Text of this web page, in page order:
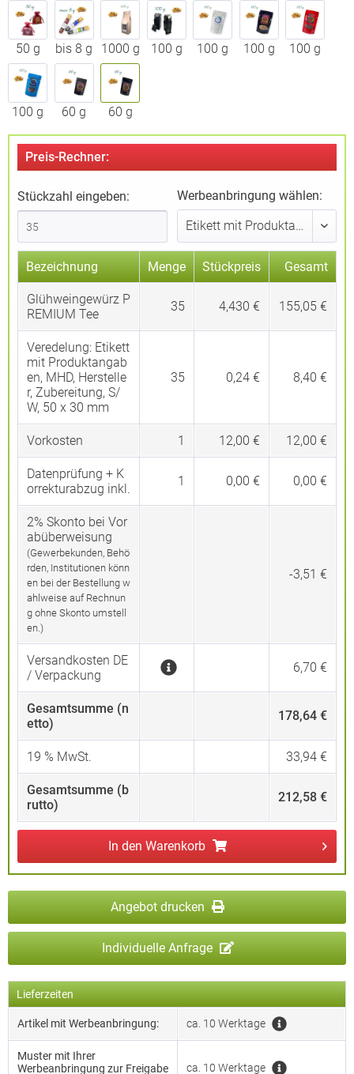
50 g bis 8 g 1000 g 100 g 100 g 100 g 100 g
100 g 60 g 60 g
Preis-Rechner:
Stückzahl eingeben: Werbeanbringung wählen:
Bezeichnung Menge Stückpreis Gesamt
Glühweingewürz P
REMIUM Tee
35 4,430 € 155,05 €
Veredelung: Etikett
mit Produktangab
en, MHD, Herstelle
r, Zubereitung, S/
W, 50 x 30 mm
35 0,24 € 8,40 €
Vorkosten 1 12,00 € 12,00 €
Datenprüfung + K
orrekturabzug inkl.
1 0,00 € 0,00 €
2% Skonto bei Vor
abüberweisung
(Gewerbekunden, Behö
rden, Institutionen könn
en bei der Bestellung w
ahlweise auf Rechnun
g ohne Skonto umstell
en.)
-3,51 €
Versandkosten DE
/ Verpackung
6,70 €
Gesamtsumme (n
etto)
178,64 €
19 % MwSt. 33,94 €
Gesamtsumme (b
rutto)
212,58 €
In den Warenkorb
Angebot drucken
Individuelle Anfrage
Lieferzeiten
Artikel mit Werbeanbringung: ca. 10 Werktage
Muster mit Ihrer
Werbeanbringung zur Freigabe
ca. 10 Werktage